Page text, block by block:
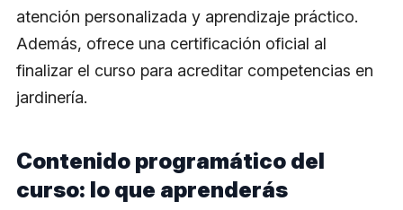
atención personalizada y aprendizaje práctico.
Además, ofrece una certificación oficial al
finalizar el curso para acreditar competencias en
jardinería.
Contenido programático del
curso: lo que aprenderás